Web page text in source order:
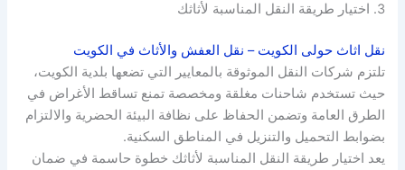
3. اختيار طريقة النقل المناسبة لأثاثك
نقل اثاث حولى الكويت – نقل العفش والأثاث في الكويت
تلتزم شركات النقل الموثوقة بالمعايير التي تضعها بلدية الكويت،
حيث تستخدم شاحنات مغلقة ومخصصة تمنع تساقط الأغراض في
الطرق العامة وتضمن الحفاظ على نظافة البيئة الحضرية والالتزام
بضوابط التحميل والتنزيل في المناطق السكنية.
يعد اختيار طريقة النقل المناسبة لأثاثك خطوة حاسمة في ضمان